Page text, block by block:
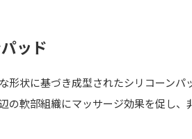
ッド
形状に基づき成型されたシリコーン
の軟部組織にマッサージ効果を促し